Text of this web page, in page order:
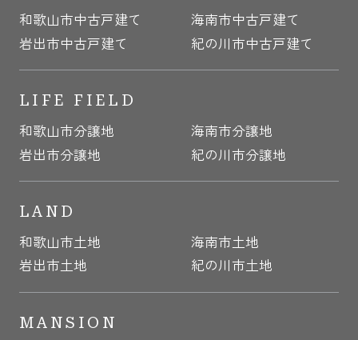
和歌山市中古戸建て
海南市中古戸建て
岩出市中古戸建て
紀の川市中古戸建て
LIFE FIELD
和歌山市分譲地
海南市分譲地
岩出市分譲地
紀の川市分譲地
LAND
和歌山市土地
海南市土地
岩出市土地
紀の川市土地
MANSION